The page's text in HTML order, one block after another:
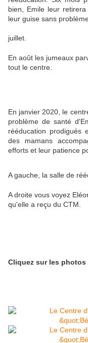
bien, Emile leur
leur guise sans
Photo ci-
juillet.
En août les jumeaux
tout le centre.
En janvier 2020, le
problème de santé
rééducation prodigués
des mamans
efforts et leur patience
A gauche, la salle de
A droite vous voyez
qu'elle a reçu du CTM.
Cliquez sur les